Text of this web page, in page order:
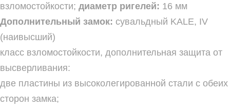
взломостойкости; диаметр ригелей: 16 мм
Дополнительный замок: сувальдный KALE, IV
(наивысший)
класс взломостойкости, дополнительная защита от
высверливания:
две пластины из высоколегированной стали с обеих
сторон замка;